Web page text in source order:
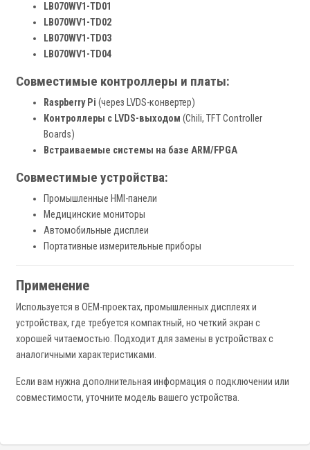
LB070WV1-TD01
LB070WV1-TD02
LB070WV1-TD03
LB070WV1-TD04
Совместимые контроллеры и платы:
Raspberry Pi (через LVDS-конвертер)
Контроллеры с LVDS-выходом (Chili, TFT Controller
Boards)
Встраиваемые системы на базе ARM/FPGA
Совместимые устройства:
Промышленные HMI-панели
Медицинские мониторы
Автомобильные дисплеи
Портативные измерительные приборы
Применение
Используется в OEM-проектах, промышленных дисплеях и
устройствах, где требуется компактный, но четкий экран с
хорошей читаемостью. Подходит для замены в устройствах с
аналогичными характеристиками.
Если вам нужна дополнительная информация о подключении или
совместимости, уточните модель вашего устройства.